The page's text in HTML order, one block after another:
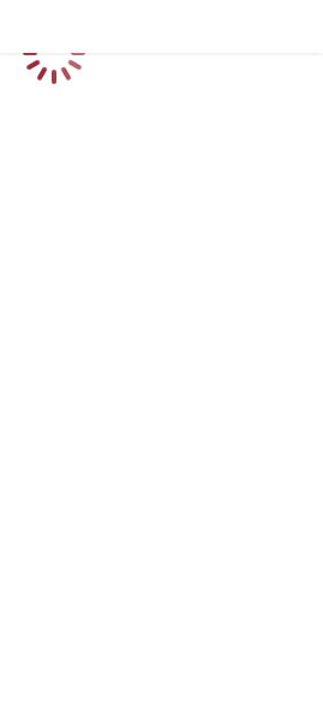
Caricamento